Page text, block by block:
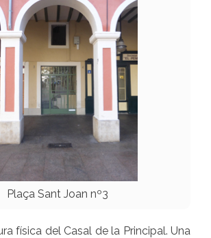
Plaça Sant Joan nº3
física del Casal de la Principal. Una